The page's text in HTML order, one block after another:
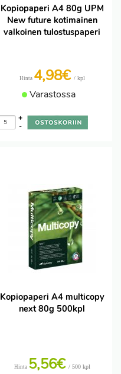
Kopiopaperi A4 80g UPM
New future kotimainen
valkoinen tulostuspaperi
Hinta 4,98€ / kpl
Varastossa
-
+
Kopiopaperi A4 multicopy
next 80g 500kpl
Hinta 5,56€ / 500 kpl